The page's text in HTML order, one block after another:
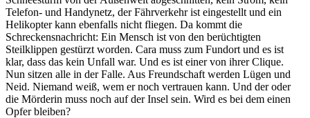
Telefon- und Handynetz, der Fährverkehr ist eingestellt und ein
Helikopter kann ebenfalls nicht fliegen. Da kommt die
Schreckensnachricht: Ein Mensch ist von den berüchtigten
Steilklippen gestürzt worden. Cara muss zum Fundort und es ist
klar, dass das kein Unfall war. Und es ist einer von ihrer Clique.
Nun sitzen alle in der Falle. Aus Freundschaft werden Lügen und
Neid. Niemand weiß, wem er noch vertrauen kann. Und der oder
die Mörderin muss noch auf der Insel sein. Wird es bei dem einen
Opfer bleiben?